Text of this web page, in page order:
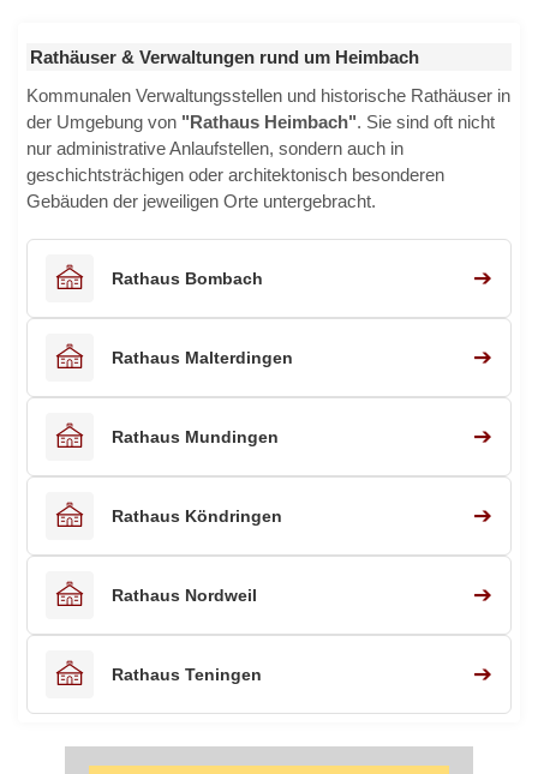
Rathäuser & Verwaltungen rund um Heimbach
Kommunalen Verwaltungsstellen und historische Rathäuser in
der Umgebung von "Rathaus Heimbach". Sie sind oft nicht
nur administrative Anlaufstellen, sondern auch in
geschichtsträchigen oder architektonisch besonderen
Gebäuden der jeweiligen Orte untergebracht.
Rathaus Bombach ➔
Rathaus Malterdingen ➔
Rathaus Mundingen ➔
Rathaus Köndringen ➔
Rathaus Nordweil ➔
Rathaus Teningen ➔